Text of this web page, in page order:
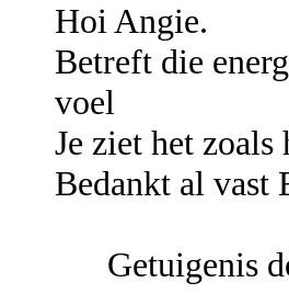
Hoi Angie.
Betreft die
voel
Je ziet het
Bedankt al vast
Getuigenis